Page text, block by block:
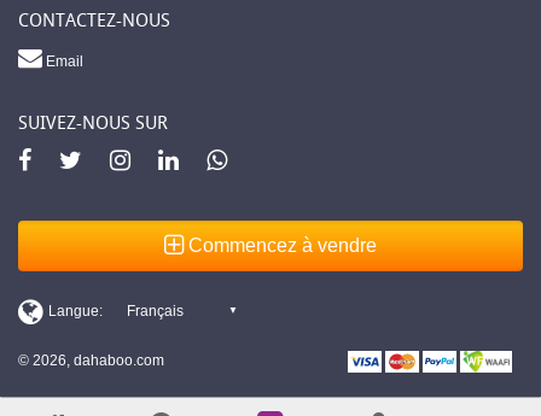
CONTACTEZ-NOUS
Email
SUIVEZ-NOUS SUR
Commencez à vendre
© 2026, dahaboo.com